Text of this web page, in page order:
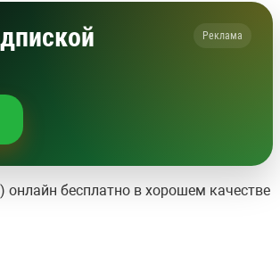
Реклама
бесплатно в хорошем качестве